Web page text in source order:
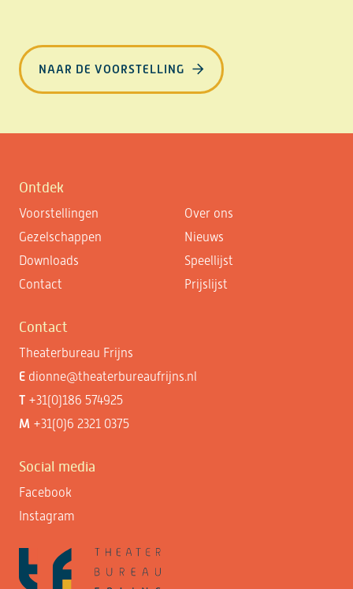
NAAR DE VOORSTELLING
Ontdek
Voorstellingen
Over ons
Gezelschappen
Nieuws
Downloads
Speellijst
Contact
Prijslijst
Contact
Theaterbureau Frijns
E dionne@theaterbureaufrijns.nl
T +31(0)186 574925
M +31(0)6 2321 0375
Social media
Facebook
Instagram